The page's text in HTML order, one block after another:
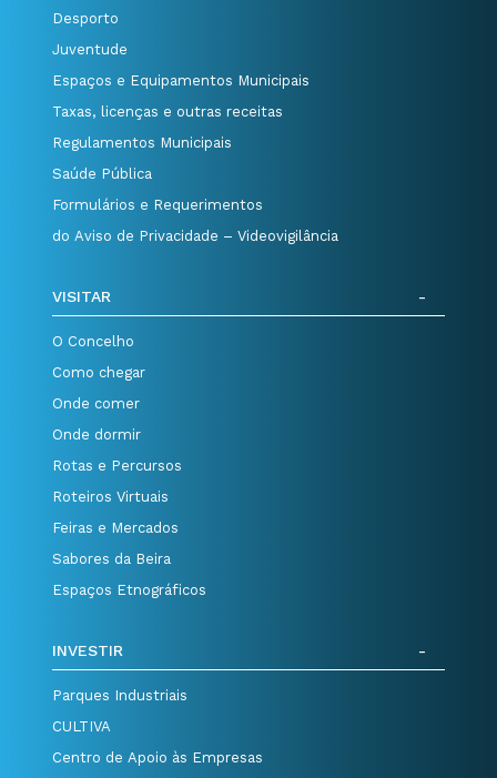
Desporto
Juventude
Espaços e Equipamentos Municipais
Taxas, licenças e outras receitas
Regulamentos Municipais
Saúde Pública
Formulários e Requerimentos
do Aviso de Privacidade – Videovigilância
VISITAR
O Concelho
Como chegar
Onde comer
Onde dormir
Rotas e Percursos
Roteiros Virtuais
Feiras e Mercados
Sabores da Beira
Espaços Etnográficos
INVESTIR
Parques Industriais
CULTIVA
Centro de Apoio às Empresas